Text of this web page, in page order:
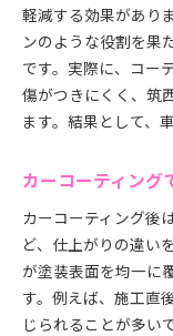
軽減する効果があり
ンのような役割を果
です。実際に、コー
傷がつきにくく、筑
ます。結果として、
カーコーティング
カーコーティング後
ど、仕上がりの違い
が塗装表面を均一に
す。例えば、施工直
じられることが多い